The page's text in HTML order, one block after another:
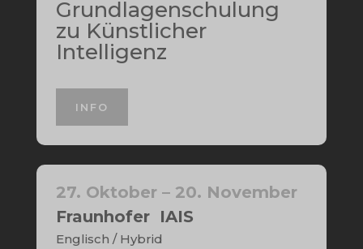
Grundlagenschulung
zu Künstlicher
Intelligenz
INFO
27. Oktober – 20. November
Fraunhofer IAIS
Englisch / Hybrid